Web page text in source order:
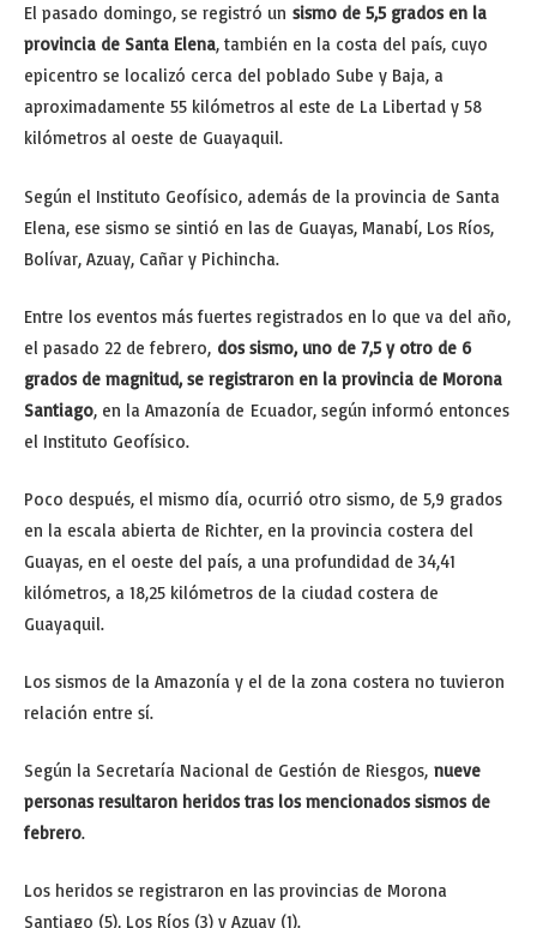
El pasado domingo, se registró un sismo de 5,5 grados en la
provincia de Santa Elena, también en la costa del país, cuyo
epicentro se localizó cerca del poblado Sube y Baja, a
aproximadamente 55 kilómetros al este de La Libertad y 58
kilómetros al oeste de Guayaquil.
Según el Instituto Geofísico, además de la provincia de Santa
Elena, ese sismo se sintió en las de Guayas, Manabí, Los Ríos,
Bolívar, Azuay, Cañar y Pichincha.
Entre los eventos más fuertes registrados en lo que va del año,
el pasado 22 de febrero, dos sismo, uno de 7,5 y otro de 6
grados de magnitud, se registraron en la provincia de Morona
Santiago, en la Amazonía de Ecuador, según informó entonces
el Instituto Geofísico.
Poco después, el mismo día, ocurrió otro sismo, de 5,9 grados
en la escala abierta de Richter, en la provincia costera del
Guayas, en el oeste del país, a una profundidad de 34,41
kilómetros, a 18,25 kilómetros de la ciudad costera de
Guayaquil.
Los sismos de la Amazonía y el de la zona costera no tuvieron
relación entre sí.
Según la Secretaría Nacional de Gestión de Riesgos, nueve
personas resultaron heridos tras los mencionados sismos de
febrero.
Los heridos se registraron en las provincias de Morona
Santiago (5), Los Ríos (3) y Azuay (1).